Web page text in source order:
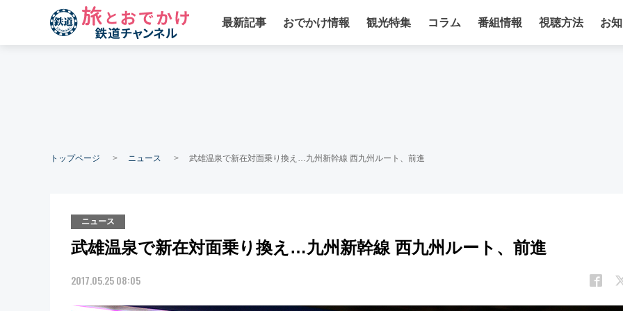
最新記事 おでかけ情報 観光特集 コラム 番組情報 視聴方法 お
トップページ ニュース 武雄温泉で新在対面乗り換え…九州新幹線 西九州ルート、前進
ニュース
武雄温泉で新在対面乗り換え…九州新幹線 西九州ルート、前進
2017.05.25 08:05